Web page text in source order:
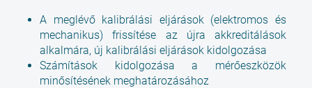
A meglévő kalibrálási eljárások (elektromos és
mechanikus) frissítése az újra akkreditálások
alkalmára, új kalibrálási eljárások kidolgozása
Számítások kidolgozása a mérőeszközök
minősítésének meghatározásához